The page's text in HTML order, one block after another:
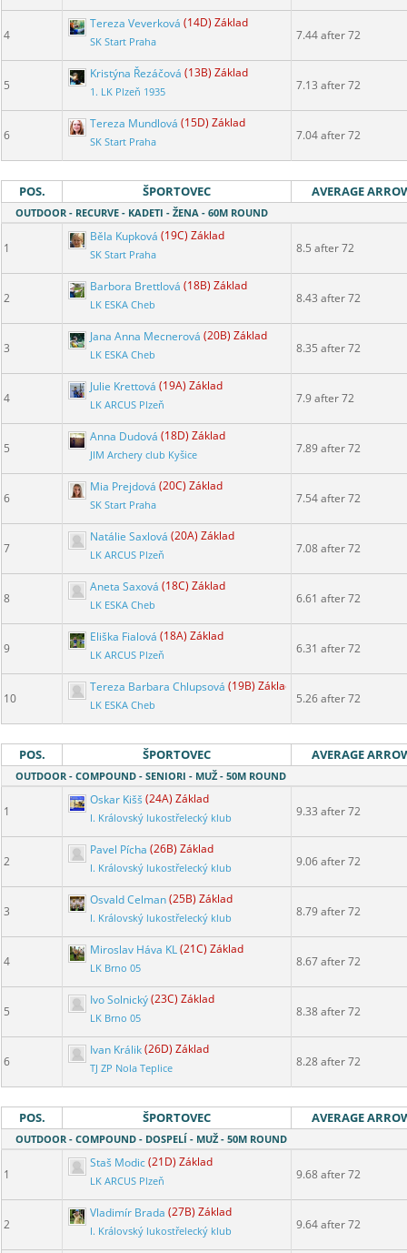
4
Tereza Veverková (14D) Základ
SK Start Praha 7.44 after 72
5
Kristýna Řezáčová (13B) Základ
1. LK Plzeň 1935 7.13 after 72
6
Tereza Mundlová (15D) Základ
SK Start Praha 7.04 after 72
POS. ŠPORTOVEC AVERAGE
OUTDOOR - RECURVE - KADETI - ŽENA - 60M ROUND
1
Běla Kupková (19C) Základ
SK Start Praha 8.5 after 72
2
Barbora Brettlová (18B) Základ
LK ESKA Cheb 8.43 after 72
3
Jana Anna Mecnerová (20B) Základ
LK ESKA Cheb 8.35 after 72
4
Julie Krettová (19A) Základ
LK ARCUS Plzeň 7.9 after 72
5
Anna Dudová (18D) Základ
JIM Archery club Kyšice 7.89 after 72
6
Mia Prejdová (20C) Základ
SK Start Praha 7.54 after 72
7
Natálie Saxlová (20A) Základ
LK ARCUS Plzeň 7.08 after 72
8
Aneta Saxová (18C) Základ
LK ESKA Cheb 6.61 after 72
9
Eliška Fialová (18A) Základ
LK ARCUS Plzeň 6.31 after 72
10
Tereza Barbara Chlupsová (19B) Základ
LK ESKA Cheb 5.26 after 72
POS. ŠPORTOVEC AVERAGE
OUTDOOR - COMPOUND - SENIORI - MUŽ - 50M ROUND
1
Oskar Kišš (24A) Základ
I. Královský lukostřelecký klub 9.33 after 72
2
Pavel Pícha (26B) Základ
I. Královský lukostřelecký klub 9.06 after 72
3
Osvald Celman(25B) Základ
I. Královský lukostřelecký klub 8.79 after 72
4
Miroslav Háva KL(21C) Základ
LK Brno 05 8.67 after 72
5
Ivo Solnický(23C) Základ
LK Brno 05 8.38 after 72
6
Ivan Králik(26D) Základ
TJ ZP Nola Teplice 8.28 after 72
POS. ŠPORTOVEC AVERAGE
OUTDOOR - COMPOUND - DOSPELÍ - MUŽ - 50M ROUND
1
Staš Modic(21D) Základ
LK ARCUS Plzeň 9.68 after 72
2
Vladimír Brada (27B) Základ
I. Královský lukostřelecký klub 9.64 after 72